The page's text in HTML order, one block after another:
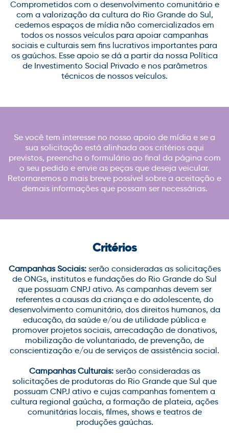
Comprometidos com o desenvolvimento comunitário e
com a valorização da cultura do Rio Grande do Sul,
cedemos espaços de mídia não comercializados em
todos os nossos veículos para apoiar campanhas
sociais e culturais sem fins lucrativos importantes para
os gaúchos. Esse apoio se dá a partir da nossa Política
de Investimento Social Privado e nos parâmetros
técnicos de nossos veículos.
Se você tem interesse no nosso apoio de mídia e se a
sua solicitação está alinhada aos critérios aqui
previstos, preencha o formulário ao final da página com
o seu pedido e envie as peças que deseja veicular.
Retornaremos o mais breve possível sobre a aceitação e
demais informações que possam ser necessárias.
Critérios
Campanhas Sociais:serão consideradas as solicitações
de ONGs, institutos e fundações do Rio Grande do Sul
que possuam CNPJ ativo. As campanhas devem ser
referentes a causas da criança e do adolescente, do
desenvolvimento comunitário, dos direitos humanos, da
educação, da saúde e/ou de utilidade pública e
promover projetos sociais, arrecadação de donativos,
mobilização de voluntariado, de prevenção, de
conscientização e/ou de serviços de assistência social.
Campanhas Culturais:serão consideradas as
solicitações de produtoras do Rio Grande que Sul que
possuam CNPJ ativo e cujas campanhas fomentem a
cultura regional gaúcha, a formação de plateia, ações
comunitárias locais, filmes, shows e teatros de
produções gaúchas.